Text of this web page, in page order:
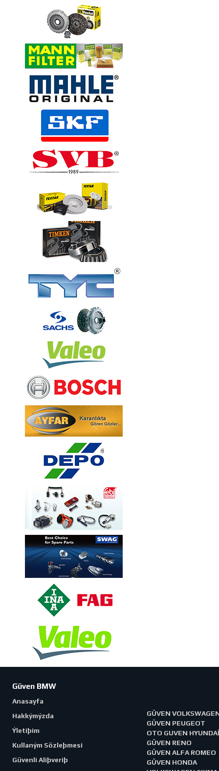
Güven BMW
Anasayfa
Hakkýmýzda
Ýletiþim
Kullaným Sözleþmesi
Güvenli Aliþveriþ
GÜVEN
GÜVEN PEUGEOT
OTO GUVEN HYUNDAİ
GÜVEN RENO
GÜVEN ALFA ROMEO
GÜVEN HONDA